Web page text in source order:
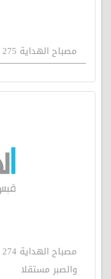
مصباح الهداية 275 - مقدمات العمل بالحق
والصبر مستقلا